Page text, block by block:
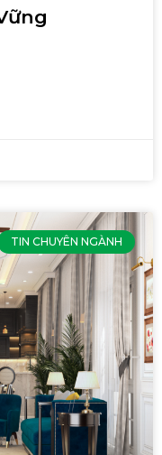
TIN CHUYÊN NGÀNH